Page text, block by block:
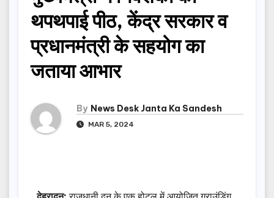
थपथपाई पीठ, केंद्र सरकार व
प्रधानमंत्री के सहयोग का
जताया आभार
By News Desk Janta Ka Sandesh
MAR 5, 2024